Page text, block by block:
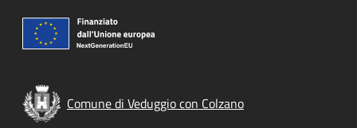
Comune di Veduggio con Colzano